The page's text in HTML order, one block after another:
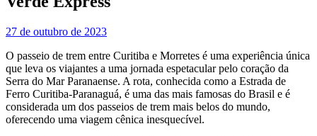
27 de outubro de 2023
O passeio de trem entre Curitiba e Morretes é uma experiência única
que leva os viajantes a uma jornada espetacular pelo coração da
Serra do Mar Paranaense. A rota, conhecida como a Estrada de
Ferro Curitiba-Paranaguá, é uma das mais famosas do Brasil e é
considerada um dos passeios de trem mais belos do mundo,
oferecendo uma viagem cênica inesquecível.